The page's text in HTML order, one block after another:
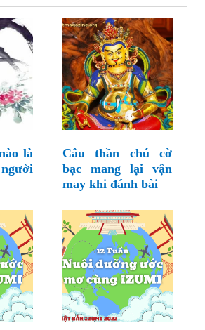
là
Câu thần chú cờ
bạc mang lại vận
may khi đánh bài